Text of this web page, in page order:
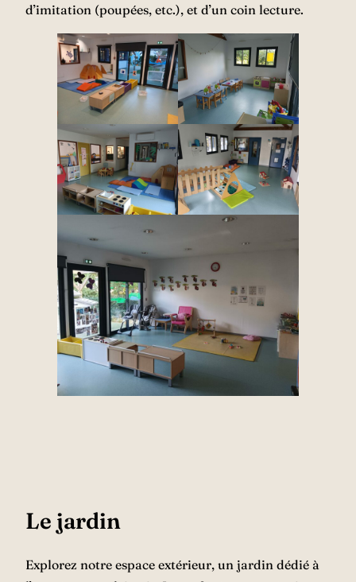
d’imitation (poupées, etc.), et d’un coin lecture.
Le jardin
Explorez notre espace extérieur, un jardin dédié à